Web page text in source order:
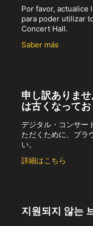
Por favor, actualice
para poder utilizar
Concert Hall.
Saber más
申し訳ありま
は古くなって
デジタル・コンサー
ただくために、ブラ
い。
詳細はこちら
지원되지 않는